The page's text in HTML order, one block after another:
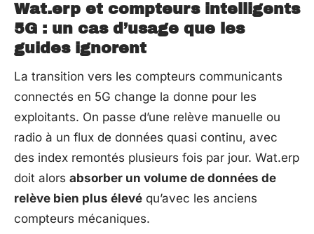
Wat.erp et compteurs intelligents
5G : un cas d’usage que les
guides ignorent
La transition vers les compteurs communicants
connectés en 5G change la donne pour les
exploitants. On passe d’une relève manuelle ou
radio à un flux de données quasi continu, avec
des index remontés plusieurs fois par jour. Wat.erp
doit alors absorber un volume de données de
relève bien plus élevé qu’avec les anciens
compteurs mécaniques.